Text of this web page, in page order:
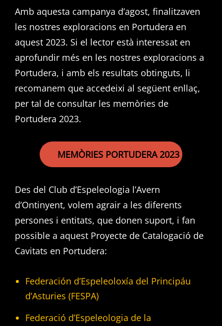
Amb aquesta campanya d’agost, finalitzaven
les nostres exploracions en Portudera en
aquest 2023. Si el lector està interessat en
aprofundir més en les nostres exploracions a
Portudera, i amb els resultats obtinguts, li
recomanem que accedeixi al següent enllaç,
per tal de consultar les memòries de
Portudera 2023.
MEMÒRIES PORTUDERA 2023
Des del Club d’Espeleologia l’Avern
d’Ontinyent, volem agrair a les diferents
persones i entitats, que donen suport, i fan
possible a aquest Proyecte de Catalogació de
Cavitats en Portudera:
Federación d’Espeleoloxía del Principáu
d’Asturies (FESPA)
Federació d’Espeleologia de la